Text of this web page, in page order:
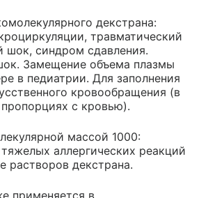
декстрана:
травматический
шок, синдром сдавления.
Замещение объема плазмы
в педиатрии. Для заполнения
кровообращения (в
с кровью).
массой 1000:
аллергических реакций
растворов декстрана.